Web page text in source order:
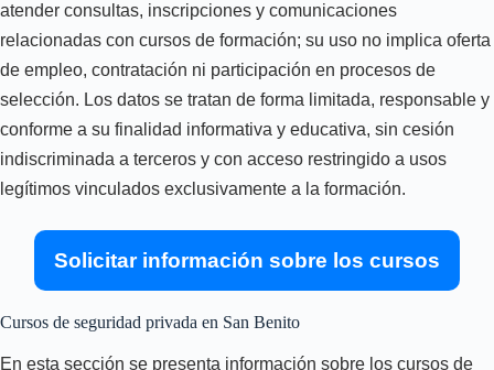
atender consultas, inscripciones y comunicaciones
relacionadas con cursos de formación; su uso no implica oferta
de empleo, contratación ni participación en procesos de
selección. Los datos se tratan de forma limitada, responsable y
conforme a su finalidad informativa y educativa, sin cesión
indiscriminada a terceros y con acceso restringido a usos
legítimos vinculados exclusivamente a la formación.
Solicitar información sobre los cursos
Cursos de seguridad privada en San Benito
En esta sección se presenta información sobre los cursos de